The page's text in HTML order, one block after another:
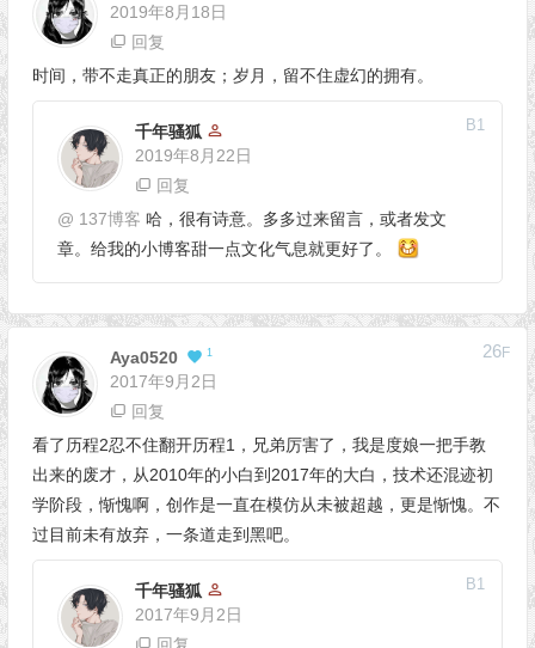
2019年8月18日
回复
时间，带不走真正的朋友；岁月，留不住虚幻的拥有。
千年骚狐
2019年8月22日
B1
回复
@ 137博客 哈，很有诗意。多多过来留言，或者发文
章。给我的小博客甜一点文化气息就更好了。
Aya0520 1
2017年9月2日
26F
回复
看了历程2忍不住翻开历程1，兄弟厉害了，我是度娘一把手教
出来的废才，从2010年的小白到2017年的大白，技术还混迹初
学阶段，惭愧啊，创作是一直在模仿从未被超越，更是惭愧。不
过目前未有放弃，一条道走到黑吧。
千年骚狐
2017年9月2日
B1
回复